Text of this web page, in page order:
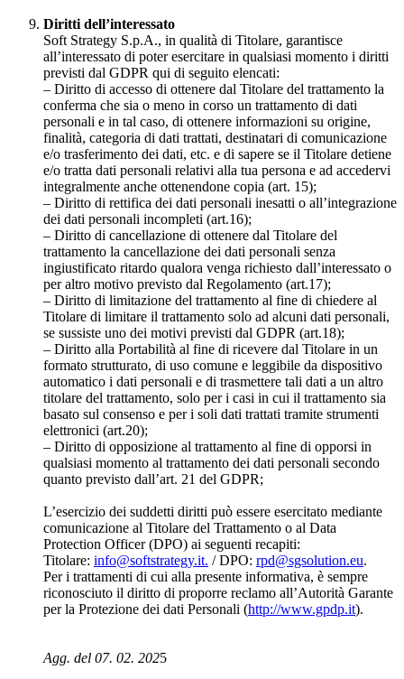
Diritti dell’interessato
Soft Strategy S.p.A., in qualità di Titolare, garantisce
all’interessato di poter esercitare in qualsiasi momento i diritti
previsti dal GDPR qui di seguito elencati:
– Diritto di accesso di ottenere dal Titolare del trattamento la
conferma che sia o meno in corso un trattamento di dati
personali e in tal caso, di ottenere informazioni su origine,
finalità, categoria di dati trattati, destinatari di comunicazione
e/o trasferimento dei dati, etc. e di sapere se il Titolare detiene
e/o tratta dati personali relativi alla tua persona e ad accedervi
integralmente anche ottenendone copia (art. 15);
– Diritto di rettifica dei dati personali inesatti o all’integrazione
dei dati personali incompleti (art.16);
– Diritto di cancellazione di ottenere dal Titolare del
trattamento la cancellazione dei dati personali senza
ingiustificato ritardo qualora venga richiesto dall’interessato o
per altro motivo previsto dal Regolamento (art.17);
– Diritto di limitazione del trattamento al fine di chiedere al
Titolare di limitare il trattamento solo ad alcuni dati personali,
se sussiste uno dei motivi previsti dal GDPR (art.18);
– Diritto alla Portabilità al fine di ricevere dal Titolare in un
formato strutturato, di uso comune e leggibile da dispositivo
automatico i dati personali e di trasmettere tali dati a un altro
titolare del trattamento, solo per i casi in cui il trattamento sia
basato sul consenso e per i soli dati trattati tramite strumenti
elettronici (art.20);
– Diritto di opposizione al trattamento al fine di opporsi in
qualsiasi momento al trattamento dei dati personali secondo
quanto previsto dall’art. 21 del GDPR;
L’esercizio dei suddetti diritti può essere esercitato mediante
comunicazione al Titolare del Trattamento o al Data
Protection Officer (DPO) ai seguenti recapiti:
Titolare: info@softstrategy.it. / DPO: rpd@sgsolution.eu.
Per i trattamenti di cui alla presente informativa, è sempre
riconosciuto il diritto di proporre reclamo all’Autorità Garante
per la Protezione dei dati Personali (http://www.gpdp.it).
Agg. del 07. 02. 2025